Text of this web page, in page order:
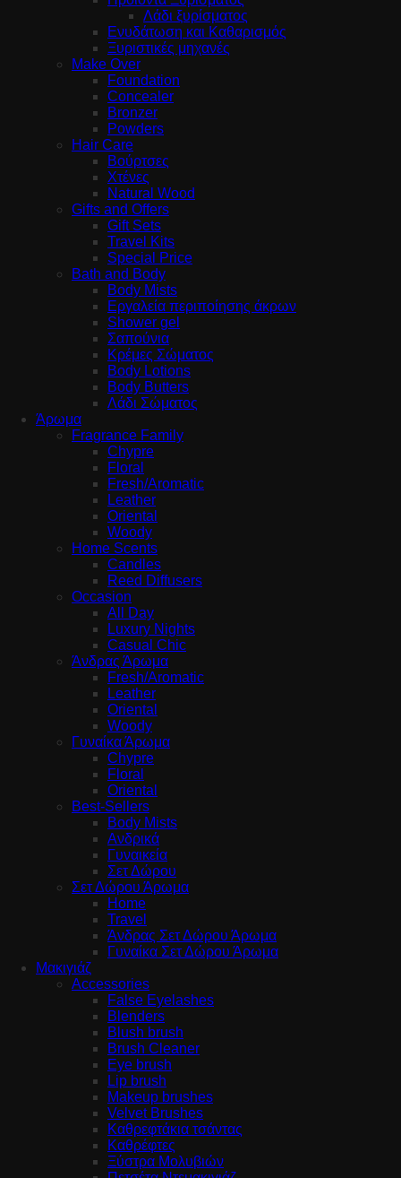
Λάδι ξυρίσματος
Ενυδάτωση και Καθαρισμός
Ξυριστικές μηχανές
Make Over
Foundation
Concealer
Bronzer
Powders
Hair Care
Βούρτσες
Χτένες
Natural Wood
Gifts and Offers
Gift Sets
Travel Kits
Special Price
Bath and Body
Body Mists
Εργαλεία περιποίησης άκρων
Shower gel
Σαπούνια
Κρέμες Σώματος
Body Lotions
Body Butters
Λάδι Σώματος
Άρωμα
Fragrance Family
Chypre
Floral
Fresh/Aromatic
Leather
Oriental
Woody
Home Scents
Candles
Reed Diffusers
Occasion
All Day
Luxury Nights
Casual Chic
Άνδρας Άρωμα
Fresh/Aromatic
Leather
Oriental
Woody
Γυναίκα Άρωμα
Chypre
Floral
Oriental
Best-Sellers
Body Mists
Ανδρικά
Γυναικεία
Σετ Δώρου
Σετ Δώρου Άρωμα
Home
Travel
Άνδρας Σετ Δώρου Άρωμα
Γυναίκα Σετ Δώρου Άρωμα
Μακιγιάζ
Accessories
False Eyelashes
Blenders
Blush brush
Brush Cleaner
Eye brush
Lip brush
Makeup brushes
Velvet Brushes
Καθρεφτάκια τσάντας
Καθρέφτες
Ξύστρα Μολυβιών